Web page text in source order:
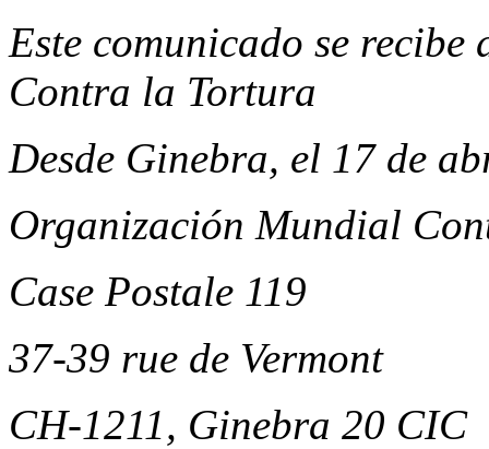
Este comunicado se
Contra la Tortura
Desde Ginebra, el 17 de
Organización Mundial
Case Postale 119
37-39 rue de Vermont
CH-1211, Ginebra 20 CIC